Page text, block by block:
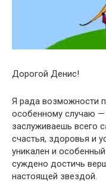
Дорогой Денис!
Я рада возможности
особенному случаю
заслуживаешь всего
счастья, здоровья и
уникален и
суждено достичь
настоящей звездой.